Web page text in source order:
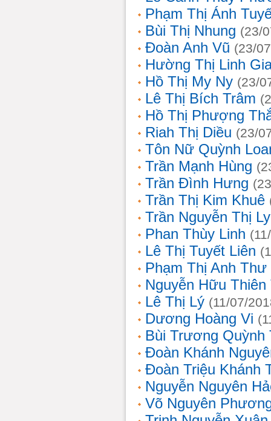
Phạm Thị Ánh
Bùi Thị Nhung (23/
Đoàn Anh Vũ (23/
Hường Thị Linh
Hồ Thị My Ny (23/
Lê Thị Bích Trâm
Hồ Thị Phượng
Riah Thị Diều (23/
Tôn Nữ Quỳnh
Trần Mạnh Hùng
Trần Đình Hưng
Trần Thị Kim Khuê
Trần Nguyễn Thị
Phan Thùy Linh
Lê Thị Tuyết Liên
Phạm Thị Anh Thư
Nguyễn Hữu Thiên
Lê Thị Lý (11/07/
Dương Hoàng Vi
Bùi Trương Quỳnh
Đoàn Khánh
Đoàn Triệu Khánh
Nguyễn Nguyên
Võ Nguyên